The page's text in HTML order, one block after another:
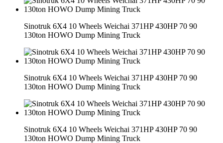
Sinotruk 6X4 10 Wheels Weichai 371HP 430HP 70 90
130ton HOWO Dump Mining Truck
Sinotruk 6X4 10 Wheels Weichai 371HP 430HP 70 90
130ton HOWO Dump Mining Truck
Sinotruk 6X4 10 Wheels Weichai 371HP 430HP 70 90
130ton HOWO Dump Mining Truck